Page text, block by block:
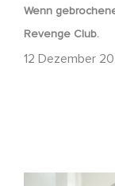
Wenn
Revenge Club.
12 Dezember
Macht,